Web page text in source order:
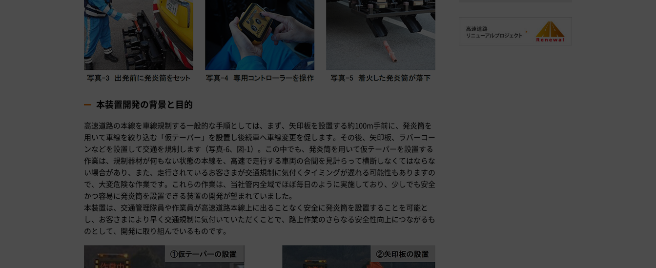
本装置開発の背景と目的
高速道路の本線を車線規制する一般的な手順としては、まず、矢印板を設置する約100m手前に、発炎筒を
用いて車線を絞り込む「仮テーパー」を設置し後続車へ車線変更を促します。その後、矢印板、ラバーコー
ンなどを設置して交通を規制します（写真-6、図-1）。この中でも、発炎筒を用いて仮テーパーを設置する
作業は、規制器材が何もない状態の本線を、高速で走行する車両の合間を見計らって横断しなくてはならな
い場合があり、また、走行されているお客さまが交通規制に気付くタイミングが遅れる可能性もありますの
で、大変危険な作業です。これらの作業は、当社管内全域でほぼ毎日のように実施しており、少しでも安全
かつ容易に発炎筒を設置できる装置の開発が望まれていました。
本装置は、交通管理隊員や作業員が高速道路本線上に出ることなく安全に発炎筒を設置することを可能と
し、お客さまにより早く交通規制に気付いていただくことで、路上作業のさらなる安全性向上につながるも
のとして、開発に取り組んでいるものです。